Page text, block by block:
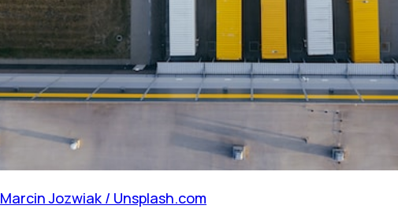
Marcin Jozwiak / Unsplash.com